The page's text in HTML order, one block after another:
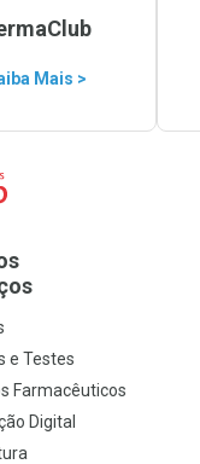
Mais >
e Testes
Farmacêuticos
Digital